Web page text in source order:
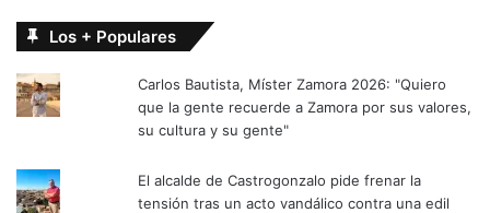
Los + Populares
Carlos Bautista, Míster Zamora 2026: "Quiero
que la gente recuerde a Zamora por sus valores,
su cultura y su gente"
El alcalde de Castrogonzalo pide frenar la
tensión tras un acto vandálico contra una edil